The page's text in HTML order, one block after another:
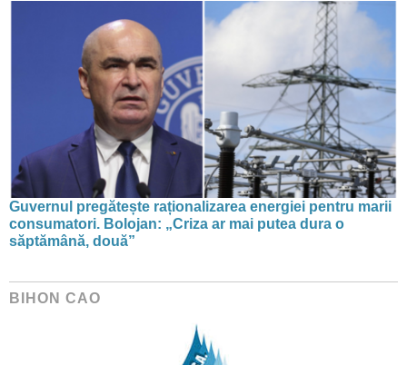
Guvernul pregătește raționalizarea energiei pentru marii
consumatori. Bolojan: „Criza ar mai putea dura o
săptămână, două”
BIHON CAO